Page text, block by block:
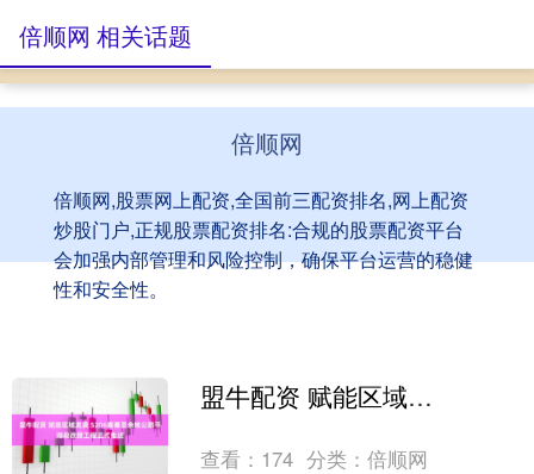
倍顺网
倍顺网,股票网上配资,全国前三配资排名,网上配资
炒股门户,正规股票配资排名:合规的股票配资平台
会加强内部管理和风险控制，确保平台运营的稳健
性和安全性。
倍顺网 相关话题
盟牛配资 赋能区域发展 S206嘉善至余姚公路平湖段改建工程正式推进
查看： 174 分类：倍顺网